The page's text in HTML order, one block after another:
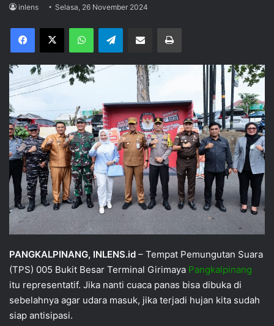
inlens Selasa, 26 November 2024
Facebook
X WhatsAppTelegram Share via Email Print
PANGKALPINANG, INLENS.id – Tempat Pemungutan Suara
(TPS) 005 Bukit Besar Terminal Girimaya Pangkalpinang
itu representatif. Jika nanti cuaca panas bisa dibuka di
sebelahnya agar udara masuk, jika terjadi hujan kita sudah
siap antisipasi.